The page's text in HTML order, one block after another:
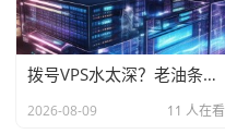
拨号VPS水太深？老油条手把手教你选一台隐身能打的
2026-08-09 11 人在看